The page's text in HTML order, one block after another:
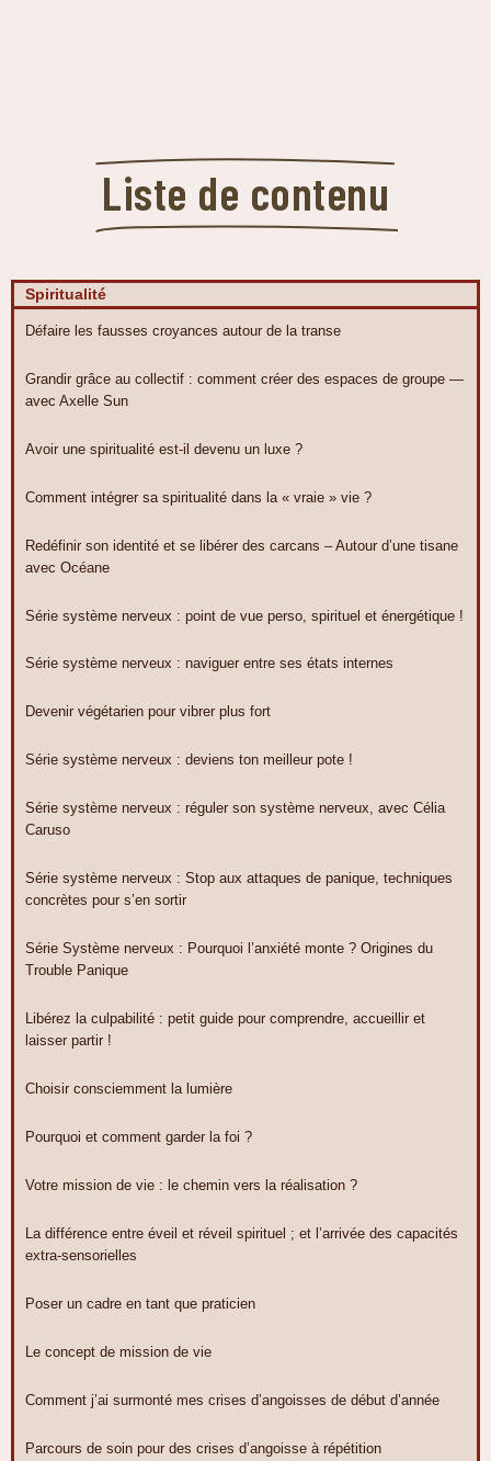
Liste de contenu
Spiritualité
Défaire les fausses croyances autour de la transe
Grandir grâce au collectif : comment créer des espaces de groupe —
avec Axelle Sun
Avoir une spiritualité est-il devenu un luxe ?
Comment intégrer sa spiritualité dans la « vraie » vie ?
Redéfinir son identité et se libérer des carcans – Autour d’une tisane
avec Océane
Série système nerveux : point de vue perso, spirituel et énergétique !
Série système nerveux : naviguer entre ses états internes
Devenir végétarien pour vibrer plus fort
Série système nerveux : deviens ton meilleur pote !
Série système nerveux : réguler son système nerveux, avec Célia
Caruso
Série système nerveux : Stop aux attaques de panique, techniques
concrètes pour s’en sortir
Série Système nerveux : Pourquoi l’anxiété monte ? Origines du
Trouble Panique
Libérez la culpabilité : petit guide pour comprendre, accueillir et
laisser partir !
Choisir consciemment la lumière
Pourquoi et comment garder la foi ?
Votre mission de vie : le chemin vers la réalisation ?
La différence entre éveil et réveil spirituel ; et l’arrivée des capacités
extra-sensorielles
Poser un cadre en tant que praticien
Le concept de mission de vie
Comment j’ai surmonté mes crises d’angoisses de début d’année
Parcours de soin pour des crises d’angoisse à répétition